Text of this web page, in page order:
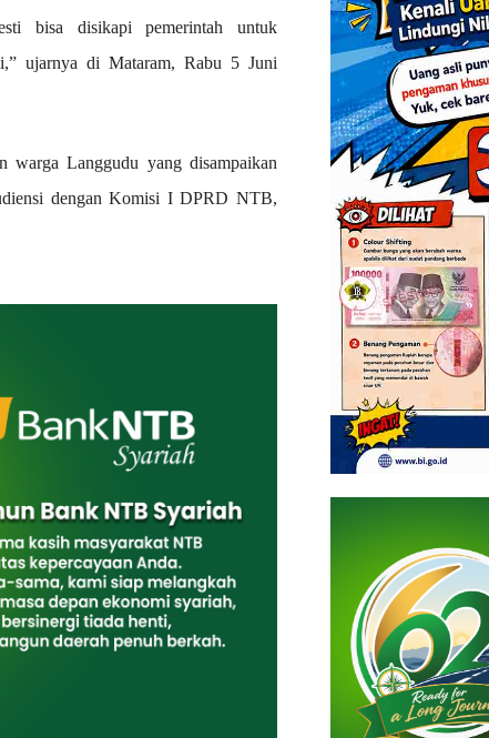
bisa disikapi pemerintah untuk
ujarnya di Mataram, Rabu 5 Juni
Langgudu yang disampaikan
dengan Komisi I DPRD NTB,